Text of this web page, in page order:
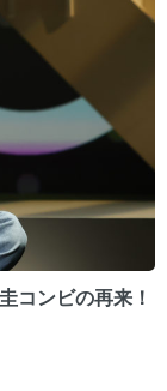
コンビの再来！